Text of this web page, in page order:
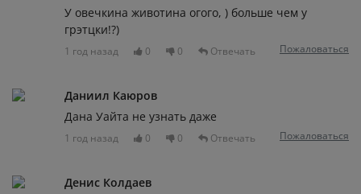
У овечкина животина огого, ) больше чем у
грэтцки!?)
1 год назад 0 0 Отвечать Пожаловаться
Даниил Каюров
Дана Уайта не узнать даже
1 год назад 0 0 Отвечать Пожаловаться
Денис Колдаев